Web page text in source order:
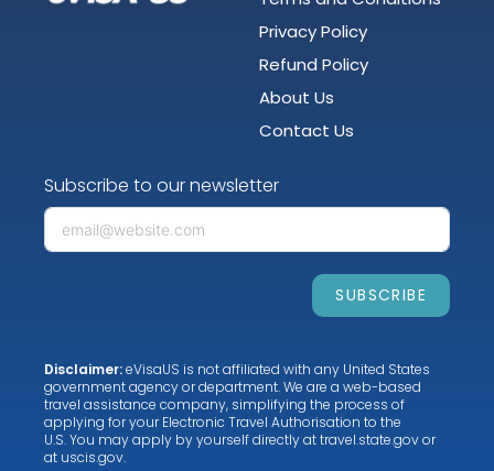
Privacy Policy
Refund Policy
About Us
Contact Us
Subscribe to our newsletter
SUBSCRIBE
Disclaimer:eVisaUS is not affiliated with any United States
government agency or department. We are a web-based
travel assistance company, simplifying the process of
applying for your Electronic Travel Authorisation to the
U.S. You may apply by yourself directly attravel.state.govor
at uscis.gov.